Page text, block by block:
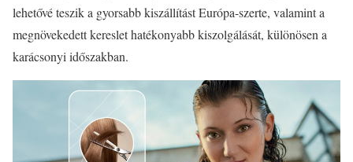
lehetővé teszik a gyorsabb kiszállítást Európa-szerte, valamint a
megnövekedett kereslet hatékonyabb kiszolgálását, különösen a
karácsonyi időszakban.